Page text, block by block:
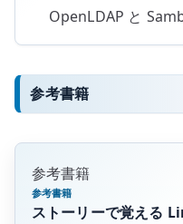
OpenLDAP と
参考書籍
参考書籍
参考書籍
ストーリーで覚える